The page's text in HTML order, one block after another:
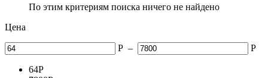
По этим критериям поиска ничего не найдено
Цена
Р – Р
64Р